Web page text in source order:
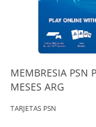
MEMBRESIA PSN
MESES ARG
TARJETAS PSN